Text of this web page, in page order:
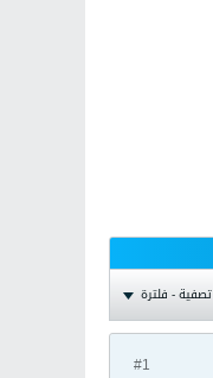
تصفية - فلترة
#1